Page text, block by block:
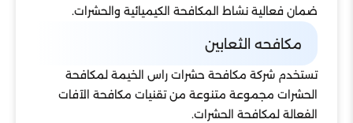
ضمان فعالية نشاط المكافحة الكيميائية والحشرات.
مكافحه الثعابين
تستخدم شركة مكافحة حشرات راس الخيمة لمكافحة
الحشرات مجموعة متنوعة من تقنيات مكافحة الآفات
الفعالة لمكافحة الحشرات.